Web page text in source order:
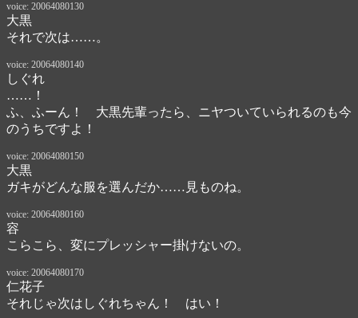
voice: 20064080130
大黒
それで次は……。
voice: 20064080140
しぐれ
……！
ふ、ふーん！　大黒先輩ったら、ニヤついていられるのも今
のうちですよ！
voice: 20064080150
大黒
ガキがどんな服を選んだか……見ものね。
voice: 20064080160
容
こらこら、変にプレッシャー掛けないの。
voice: 20064080170
仁花子
それじゃ次はしぐれちゃん！　はい！